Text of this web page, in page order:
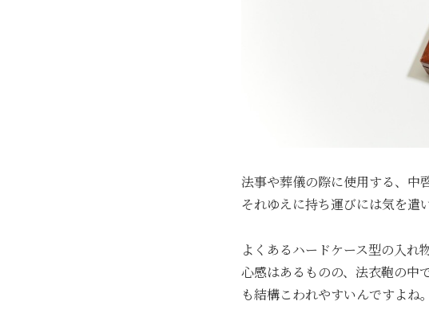
法事や葬儀の際に使用する、中
それゆえに持ち運びには気を遣
よくあるハードケース型の入れ
心感はあるものの、法衣鞄の中
も結構こわれやすいんですよね。